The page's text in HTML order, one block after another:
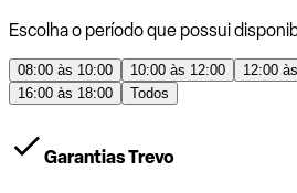
Escolha o período que possui
08:00 às 10:00 10:00 às 12:00 12:00
16:00 às 18:00
Todos
Garantias Trevo